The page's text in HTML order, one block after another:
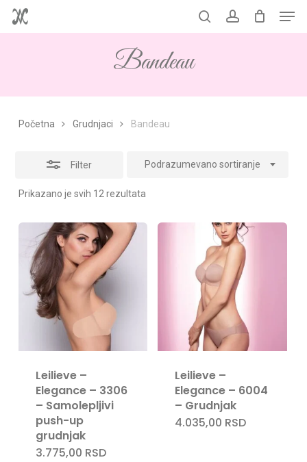
Skip
to
searchaccount
Korpa Close
Bandeau
Početna Grudnjaci Bandeau
Filter
Prikazano je svih 12 rezultata
Podrazumevano sortiranje
Close
Leilieve –
Elegance – 3306
– Samolepljivi
push-up
grudnjak
3.775,00 RSD
Leilieve –
Elegance – 6004
– Grudnjak
4.035,00 RSD